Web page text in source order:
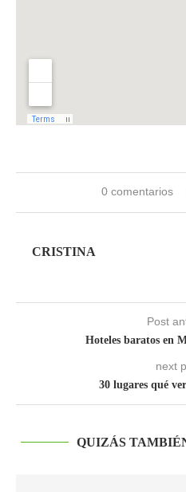
0 comentarios
CRISTINA
Post
Hoteles baratos en
next
30 lugares qué
QUIZÁS